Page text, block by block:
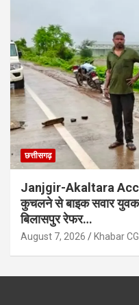
छत्तीसगढ़
Janjgir-Akaltara
कुचलने से बाइक सवार युवक
बिलासपुर रेफर…
August 7, 2026 Khabar